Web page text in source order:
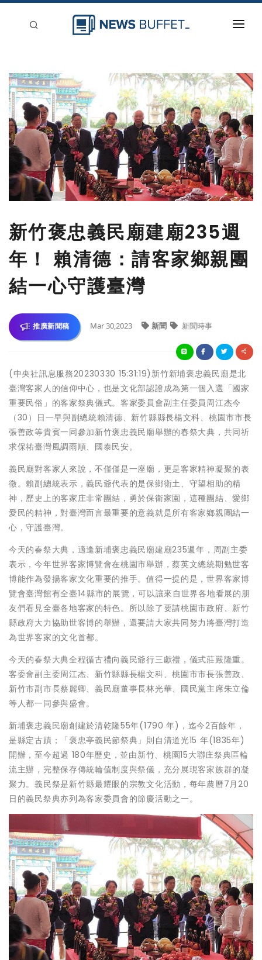
新聞稿分類
登入
刊登
新竹褒忠義民廟建廟235週
年！ 賴清德：請客家鄉親團
結一心守護臺灣
推廣新聞稿 Mar 30,2023 新聞 新聞時事
(中央社訊息服務20230330 15:31:19)新竹新埔褒忠義民廟是北
臺灣客家人的信仰中心，也是文化部認證成為第一個入選「國家
重要民俗」的客家祭典儀式。客家委員會副主任委員周江杰今
（30）日一早與副總統賴清德、新竹縣縣長楊文科、桃園市市長
張善政等貴賓一同參加新竹褒忠義民廟舉辦的春祭大典，共同祈
求保祐臺灣風調雨順、國泰民安。
義民廟對客家人來說，不僅僅是一座廟，更是客家精神凝聚的表
徵。賴副總統表示，義民爺代表的是保鄉衛土、守望相助的精
神，歷史上的客家庄非常團結，勇於保衛家園，這種團結、愛鄉
愛民的精神，對臺灣而言最重要的意義就是所有客家鄉親團結一
心，守護臺灣。
今天的春祭大典，適逢新埔褒忠義民廟建廟235週年，周副主委
表示，今年世界客家博覽會在桃園市舉辦，蔡英文總統期勉世客
博能作為發揚客家文化重要的推手。值得一提的是，世界客家博
覽會臺灣館有全臺14縣市的展覽，可以讓來自世界各地看展的朋
友們看見全臺各地客家的特色。所以除了要請桃園市政府、新竹
縣政府大力協助世客博的舉辦，還要請大家共同努力將臺灣打造
為世界客家的文化首都。
今天的春祭大典全程循古禮向義民爺行三獻禮，儀式莊嚴隆重。
客委會副主委周江杰、新竹縣縣長楊文科、桃園市市長張善政、
新竹市副市長蔡麗卿、義民廟董事長林光華、國民黨主席朱立倫
等人都一同參與盛會。
新埔褒忠義民廟創建於清乾隆55年(1790 年)，迄今2百餘年，
是縣定古蹟；「褒忠亭義民節祭典」則自清道光15 年(1835年)
開辦，至今超過 180年歷史，並由新竹、桃園15大聯庄祭典區輪
流主辦，完整保存傳統輪值制度與祭儀，充分展現客家族群的凝
聚力。義民祭是新竹縣最耀眼的宗教文化活動，每年農曆7月20
日的義民祭典亦列為客家委員會的節慶活動之一。